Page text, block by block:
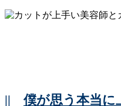
|| 僕が思う本当に